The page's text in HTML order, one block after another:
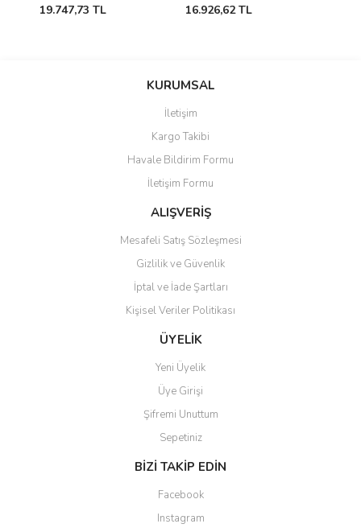
19.747,73 TL 16.926,62 TL
KURUMSAL
İletişim
Kargo Takibi
Havale Bildirim Formu
İletişim Formu
ALIŞVERİŞ
Mesafeli Satış Sözleşmesi
Gizlilik ve Güvenlik
İptal ve İade Şartları
Kişisel Veriler Politikası
ÜYELİK
Yeni Üyelik
Üye Girişi
Şifremi Unuttum
Sepetiniz
BİZİ TAKİP EDİN
Facebook
Instagram